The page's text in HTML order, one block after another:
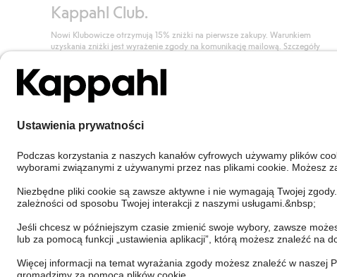
Kappahl Club.
Nowi Klubowicze otrzymują 15% zniżki na pierwsze zakupy. Warunkiem
uzyskania zniżki jest wyrażenie zgody na komunikację mailową. Szczegóły
Dołącz do Klubu!
Poland Zmień kraj